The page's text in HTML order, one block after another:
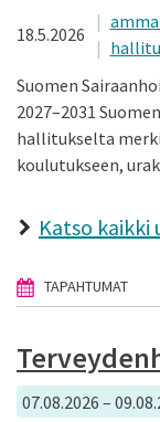
18.5.2026
Suomen
2027–2031
hallitukselta
koulutukseen,
Katso kaikki
TAPAHTUMAT
07.08.2026 –